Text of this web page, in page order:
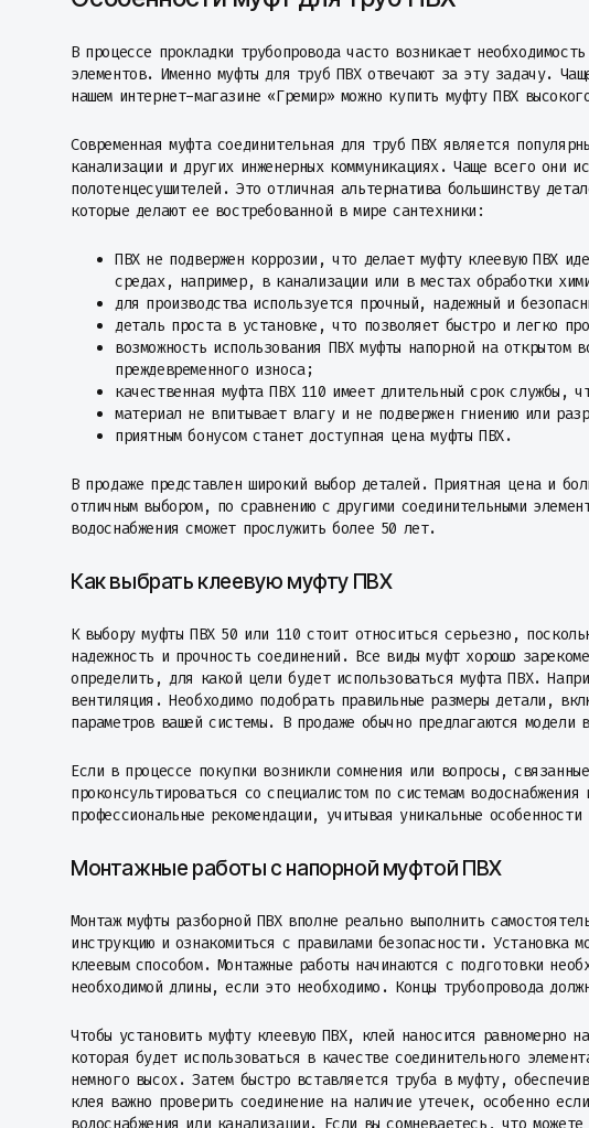
В процессе прокладки трубопровода часто возникает
элементов. Именно муфты для труб ПВХ отвечают за эту задачу.
нашем интернет-магазине «Гремир» можно купить муфту ПВХ
Современная муфта соединительная для труб ПВХ является
канализации и других инженерных коммуникациях. Чаще всего они
полотенцесушителей. Это отличная альтернатива большинству
которые делают ее востребованной в мире сантехники:
ПВХ не подвержен коррозии, что делает муфту клеевую ПВХ
средах, например, в канализации или в местах обработки
для производства используется прочный, надежный и
деталь проста в установке, что позволяет быстро и легко
возможность использования ПВХ муфты напорной на открытом
преждевременного износа;
качественная муфта ПВХ 110 имеет длительный срок службы,
материал не впитывает влагу и не подвержен гниению или
приятным бонусом станет доступная цена муфты ПВХ.
В продаже представлен широкий выбор деталей. Приятная цена и
отличным выбором, по сравнению с другими соединительными
водоснабжения сможет прослужить более 50 лет.
Как выбрать клеевую муфту ПВХ
К выбору муфты ПВХ 50 или 110 стоит относиться серьезно,
надежность и прочность соединений. Все виды муфт хорошо
определить, для какой цели будет использоваться муфта ПВХ.
вентиляция. Необходимо подобрать правильные размеры детали,
параметров вашей системы. В продаже обычно предлагаются модели
Если в процессе покупки возникли сомнения или вопросы,
проконсультироваться со специалистом по системам
профессиональные рекомендации, учитывая уникальные
Монтажные работы с напорной муфтой ПВХ
Монтаж муфты разборной ПВХ вполне реально выполнить
инструкцию и ознакомиться с правилами безопасности. Установка
клеевым способом. Монтажные работы начинаются с подготовки
необходимой длины, если это необходимо. Концы трубопровода
Чтобы установить муфту клеевую ПВХ, клей наносится равномерно
которая будет использоваться в качестве соединительного
немного высох. Затем быстро вставляется труба в муфту,
клея важно проверить соединение на наличие утечек, особенно